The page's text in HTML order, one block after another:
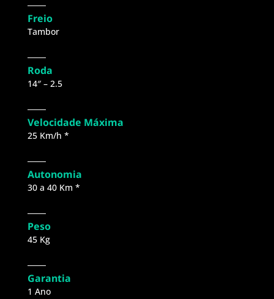
Freio
Tambor
Roda
14″ – 2.5
Velocidade Máxima
25 Km/h *​
Autonomia
30 a 40 Km *
Peso
45 Kg
Garantia
1 Ano